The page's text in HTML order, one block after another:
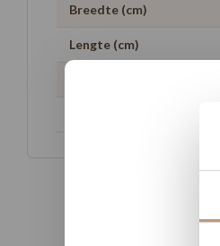
Breedte (cm)
Lengte (cm)